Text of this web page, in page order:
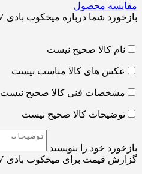
مقایسه محصول
بازخورد شما درباره میخکوب بادی V زن سوماک مدل V-15AH ا SUMAKE V-
نام کالا صحیح نیست
عکس های کالا مناسب نیست
مشخصات فنی کالا صحیح نیست
توضیحات کالا صحیح نیست
بازخورد خود را بنویسید
گزارش قیمت برای میخکوب بادی V زن سوماک مدل V-15AH ا SUMAKE V-